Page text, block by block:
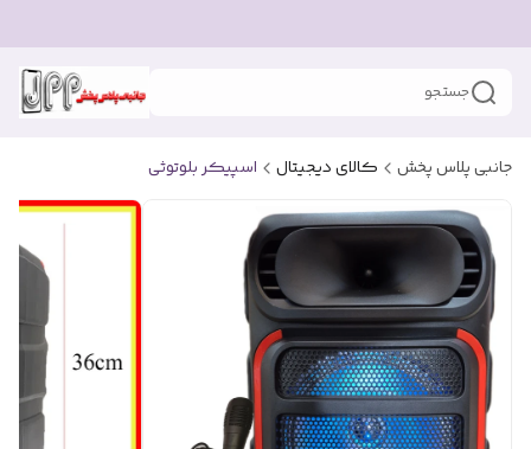
جستجو
جانبی پلاس پخش کالای دیجیتال اسپیکر بلوتوثی